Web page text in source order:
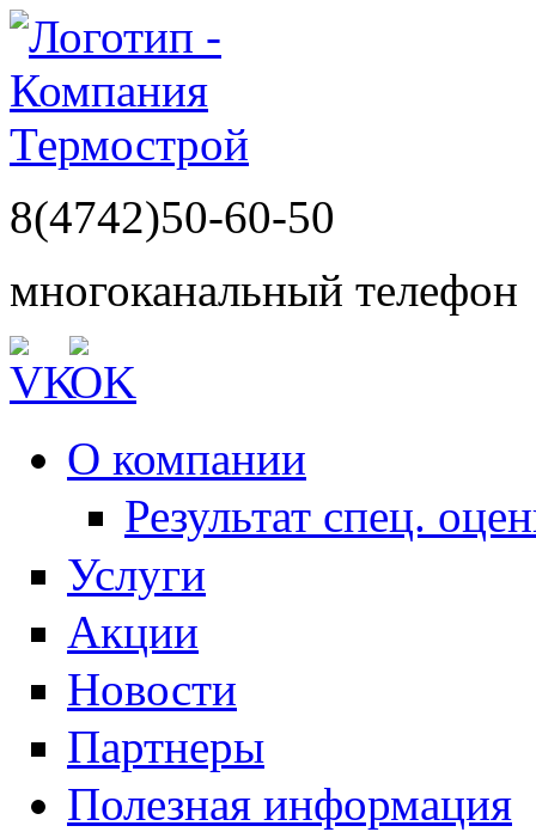
8(4742)50-60-50
многоканальный телефон
О компании
Результат спец.
Услуги
Акции
Новости
Партнеры
Полезная информация